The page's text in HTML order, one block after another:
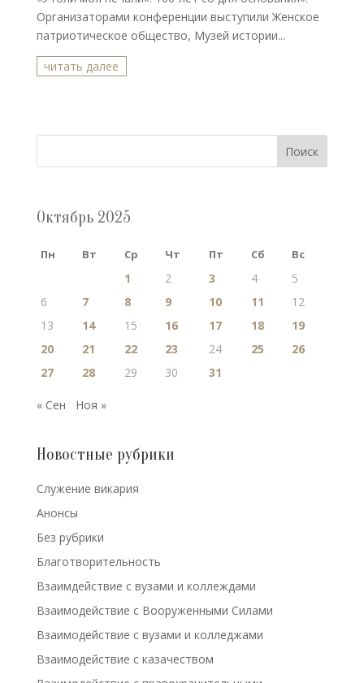
Организаторами конференции выступили Женское
патриотическое общество, Музей истории...
читать далее
Поиск
Октябрь 2025
Пн Вт Ср Чт Пт Сб Вс
1 2 3 4
5
6
7 8 9 10 11
12
13
14 15 16 17 18
19
20
21 22 23 24 25
26
27
28 29 30 31
« Сен Ноя »
Новостные рубрики
Cлужение викария
Анонсы
Без рубрики
Благотворительность
Взаимдействие с вузами и коллеждами
Взаимодействие с Вооруженными Силами
Взаимодействие с вузами и колледжами
Взаимодействие с казачеством